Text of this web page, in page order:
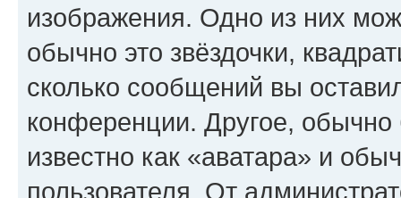
изображения. Одно из них
обычно это звёздочки,
сколько сообщений вы
конференции. Другое,
известно как «аватара» и
пользователя. От